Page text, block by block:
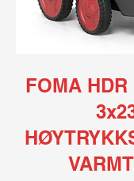
FOMA HDR